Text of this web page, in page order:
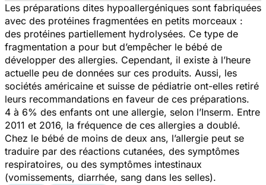
Les préparations dites hypoallergéniques sont fabriquées
avec des protéines fragmentées en petits morceaux :
des protéines partiellement hydrolysées. Ce type de
fragmentation a pour but d’empêcher le bébé de
développer des allergies. Cependant, il existe à l’heure
actuelle peu de données sur ces produits. Aussi, les
sociétés américaine et suisse de pédiatrie ont-elles retiré
leurs recommandations en faveur de ces préparations.
4 à 6% des enfants ont une allergie, selon l’Inserm. Entre
2011 et 2016, la fréquence de ces allergies a doublé.
Chez le bébé de moins de deux ans, l’allergie peut se
traduire par des réactions cutanées, des symptômes
respiratoires, ou des symptômes intestinaux
(vomissements, diarrhée, sang dans les selles).